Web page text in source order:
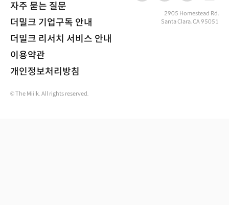
자주 묻는 질문
더밀크 기업구독 안내
더밀크 리서치 서비스 안내
이용약관
개인정보처리방침
2905 Homestead Rd,
Santa Clara, CA 95051
© The Miilk. All rights reserved.